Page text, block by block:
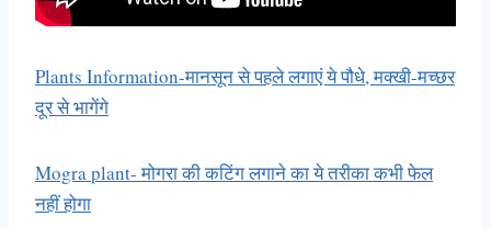
Plants Information-मानसून से पहले लगाएं ये पौधे, मक्खी-मच्छर
दूर से भागेंगे
Mogra plant- मोगरा की कटिंग लगाने का ये तरीका कभी फेल
नहीं होगा